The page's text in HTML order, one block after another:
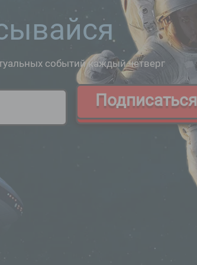
событий каждый четверг
Подписаться